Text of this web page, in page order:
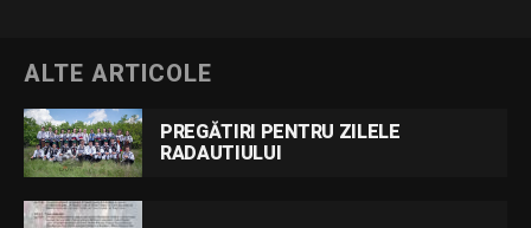
ALTE ARTICOLE
PREGĂTIRI PENTRU ZILELE
RADAUTIULUI